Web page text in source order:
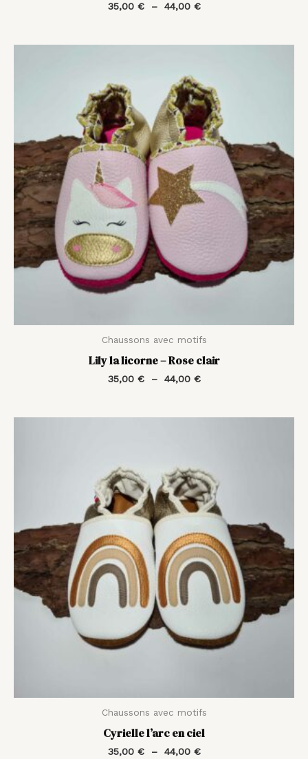
35,00 € – 44,00 €
Chaussons avec motifs
Lily la licorne – Rose clair
35,00 € – 44,00 €
35,00 €
à
44,00 €
Chaussons avec motifs
Cyrielle l’arc en ciel
35,00 € – 44,00 €
à
44,00 €